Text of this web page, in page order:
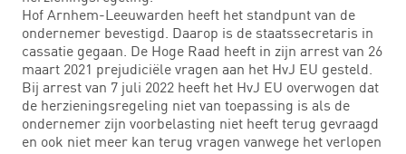
Hof Arnhem-Leeuwarden heeft het standpunt van de
ondernemer bevestigd. Daarop is de staatssecretaris in
cassatie gegaan. De Hoge Raad heeft in zijn arrest van 26
maart 2021 prejudiciële vragen aan het HvJ EU gesteld.
Bij arrest van 7 juli 2022 heeft het HvJ EU overwogen dat
de herzieningsregeling niet van toepassing is als de
ondernemer zijn voorbelasting niet heeft terug gevraagd
en ook niet meer kan terug vragen vanwege het verlopen